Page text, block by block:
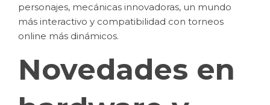
personajes, mecánicas innovadoras, un mundo
más interactivo y compatibilidad con torneos
online más dinámicos.
Novedades en